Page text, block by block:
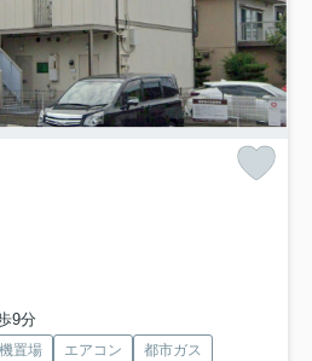
9分
置場 エアコン
都市ガス